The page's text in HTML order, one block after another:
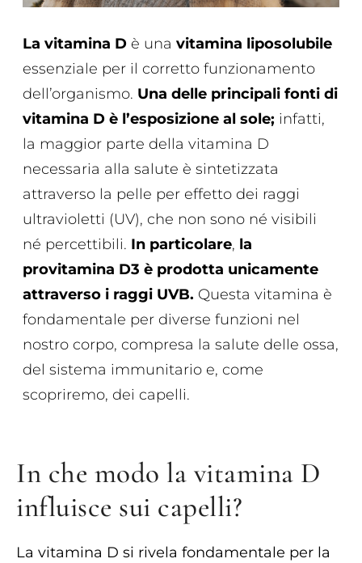
La vitamina D è unavitamina liposolubile
essenziale per il corretto funzionamento
dell’organismo. Una delle principali fonti di
vitamina D è l’esposizione al sole; infatti,
la maggior parte della vitamina D
necessaria alla salute è sintetizzata
attraverso la pelle per effetto dei raggi
ultravioletti (UV), che non sono né visibili
né percettibili. In particolare, la
provitamina D3 è prodotta unicamente
attraverso i raggi UVB. Questa vitamina è
fondamentale per diverse funzioni nel
nostro corpo, compresa la salute delle ossa,
del sistema immunitario e, come
scopriremo, dei capelli.
In che modo la vitamina D
influisce sui capelli?
La vitamina D si rivela fondamentale per la